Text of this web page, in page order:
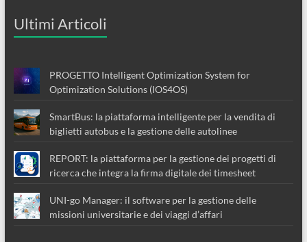
Ultimi Articoli
PROGETTO Intelligent Optimization System for
Optimization Solutions (IOS4OS)
SmartBus: la piattaforma intelligente per la vendita di
biglietti autobus e la gestione delle autolinee
REPORT: la piattaforma per la gestione dei progetti di
ricerca che integra la firma digitale dei timesheet
UNI-go Manager: il software per la gestione delle
missioni universitarie e dei viaggi d’affari